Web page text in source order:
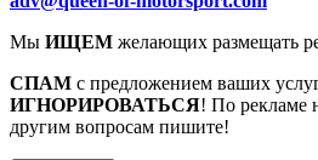
Мы ИЩЕМ желающих размещать
СПАМ с предложением ваших
ИГНОРИРОВАТЬСЯ! По рекламе
другим вопросам пишите!